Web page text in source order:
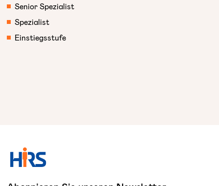
Senior Spezialist
Spezialist
Einstiegsstufe